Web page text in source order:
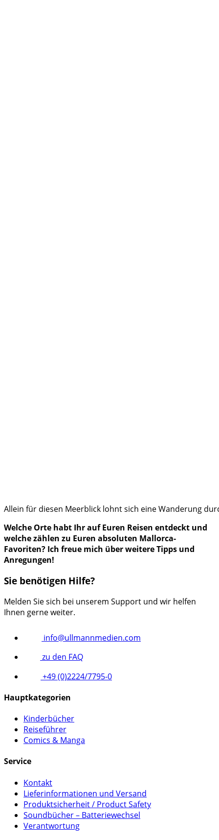
Allein für diesen Meerblick lohnt sich eine Wanderung
Welche Orte habt Ihr auf Euren Reisen entdeckt und
welche zählen zu Euren absoluten Mallorca-
Favoriten? Ich freue mich über weitere Tipps und
Anregungen!
Sie benötigen Hilfe?
Melden Sie sich bei unserem Support und wir helfen
Ihnen gerne weiter.
info@ullmannmedien.com
zu den FAQ
+49 (0)2224/7795-0
Hauptkategorien
Kinderbücher
Reiseführer
Comics & Manga
Service
Kontakt
Lieferinformationen und Versand
Produktsicherheit / Product Safety
Soundbücher – Batteriewechsel
Verantwortung